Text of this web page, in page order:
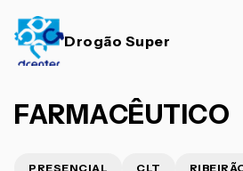
Drogão Super
FARMACÊUTICO
PRESENCIAL CLT